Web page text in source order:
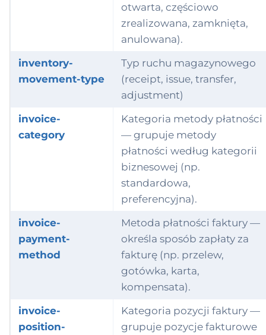
otwarta, częściowo
zrealizowana, zamknięta,
anulowana).
inventory-
movement-type
Typ ruchu magazynowego
(receipt, issue, transfer,
adjustment)
invoice-
category
Kategoria metody płatności
— grupuje metody
płatności według kategorii
biznesowej (np.
standardowa,
preferencyjna).
invoice-
payment-
method
Metoda płatności faktury —
określa sposób zapłaty za
fakturę (np. przelew,
gotówka, karta,
kompensata).
invoice-
position-
Kategoria pozycji faktury —
grupuje pozycje fakturowe